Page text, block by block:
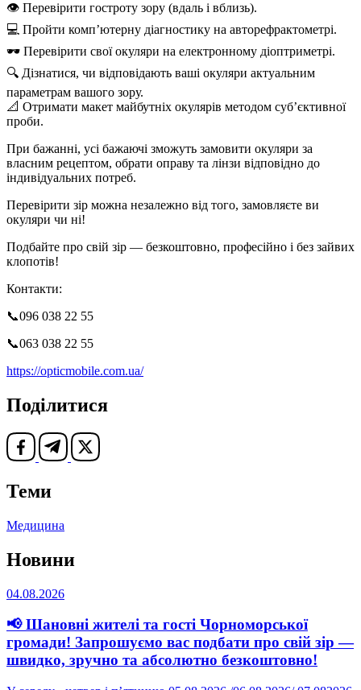
👁️ Перевірити гостроту зору (вдаль і вблизь).
💻 Пройти комп’ютерну діагностику на авторефрактометрі.
🕶️ Перевірити свої окуляри на електронному діоптриметрі.
🔍 Дізнатися, чи відповідають ваші окуляри актуальним
параметрам вашого зору.
📐 Отримати макет майбутніх окулярів методом суб’єктивної
проби.
При бажанні, усі бажаючі зможуть замовити окуляри за
власним рецептом, обрати оправу та лінзи відповідно до
індивідуальних потреб.
Перевірити зір можна незалежно від того, замовляєте ви
окуляри чи ні!
Подбайте про свій зір — безкоштовно, професійно і без зайвих
клопотів!
Контакти:
📞096 038 22 55
📞063 038 22 55
https://opticmobile.com.ua/
Поділитися
Теми
Медицина
Новини
04.08.2026
📢 Шановні жителі та гості Чорноморської
громади! Запрошуємо вас подбати про свій зір —
швидко, зручно та абсолютно безкоштовно!